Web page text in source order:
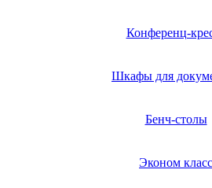
Конференц-
Шкафы для
Бенч-столы
Эконом класс